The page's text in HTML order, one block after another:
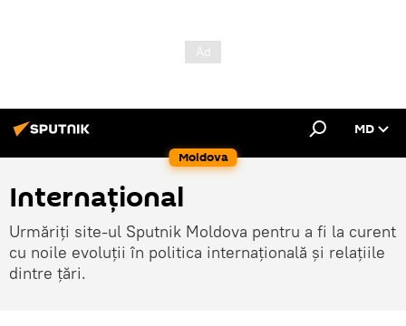
Moldova
MD
Internațional
Urmăriți site-ul Sputnik Moldova pentru a fi la curent
cu noile evoluții în politica internațională și relațiile
dintre țări.